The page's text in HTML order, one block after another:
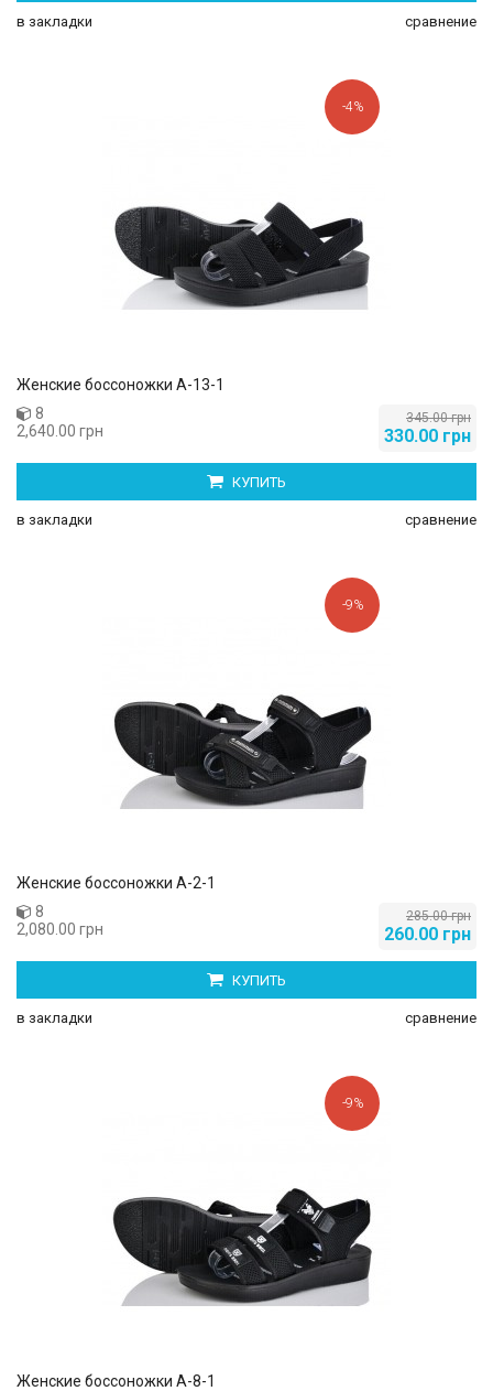
в закладки сравнение
-4%
Женские боссоножки A-13-1
345.00 грн
330.00 грн
8
2,640.00 грн
КУПИТЬ
в закладки сравнение
-9%
Женские боссоножки A-2-1
285.00 грн
260.00 грн
8
2,080.00 грн
КУПИТЬ
в закладки сравнение
-9%
Женские боссоножки A-8-1